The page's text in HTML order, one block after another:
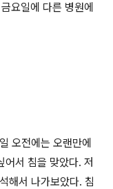
요일에 다른 병원에
오전에는 오랜만에
어서 침을 맞았다. 저
해서 나가보았다. 침